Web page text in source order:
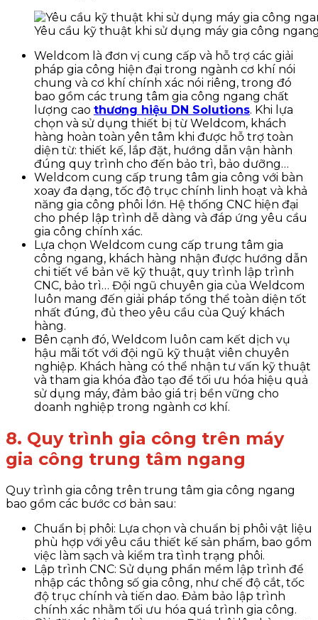
Yêu cầu kỹ thuật khi sử dụng máy gia công
Weldcom là đơn vị cung cấp và hỗ trợ các giải
pháp gia công hiện đại trong ngành cơ khí nói
chung và cơ khí chính xác nói riêng, trong đó
bao gồm các trung tâm gia công ngang chất
lượng cao thương hiệu DN Solutions. Khi lựa
chọn và sử dụng thiết bị từ Weldcom, khách
hàng hoàn toàn yên tâm khi được hỗ trợ toàn
diện từ: thiết kế, lắp đặt, hướng dẫn vận hành
đúng quy trình cho đến bảo trì, bảo dưỡng…
Weldcom cung cấp trung tâm gia công với bàn
xoay đa dạng, tốc độ trục chính linh hoạt và khả
năng gia công phôi lớn. Hệ thống CNC hiện đại
cho phép lập trình dễ dàng và đáp ứng yêu cầu
gia công chính xác.
Lựa chọn Weldcom cung cấp trung tâm gia
công ngang, khách hàng nhận được hướng dẫn
chi tiết về bản vẽ kỹ thuật, quy trình lập trình
CNC, bảo trì… Đội ngũ chuyên gia của Weldcom
luôn mang đến giải pháp tổng thể toàn diện tốt
nhất đúng, đủ theo yêu cầu của Quý khách
hàng.
Bên cạnh đó, Weldcom luôn cam kết dịch vụ
hậu mãi tốt với đội ngũ kỹ thuật viên chuyên
nghiệp. Khách hàng có thể nhận tư vấn kỹ thuật
và tham gia khóa đào tạo để tối ưu hóa hiệu quả
sử dụng máy, đảm bảo giá trị bền vững cho
doanh nghiệp trong ngành cơ khí.
8. Quy trình gia công trên máy
gia công trung tâm ngang
Quy trình gia công trên trung tâm gia công ngang
bao gồm các bước cơ bản sau:
Chuẩn bị phôi: Lựa chọn và chuẩn bị phôi vật liệu
phù hợp với yêu cầu thiết kế sản phẩm, bao gồm
việc làm sạch và kiểm tra tình trạng phôi.
Lập trình CNC: Sử dụng phần mềm lập trình để
nhập các thông số gia công, như chế độ cắt, tốc
độ trục chính và tiến dao. Đảm bảo lập trình
chính xác nhằm tối ưu hóa quá trình gia công.